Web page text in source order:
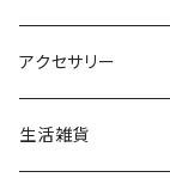
アクセサリー
生活雑貨